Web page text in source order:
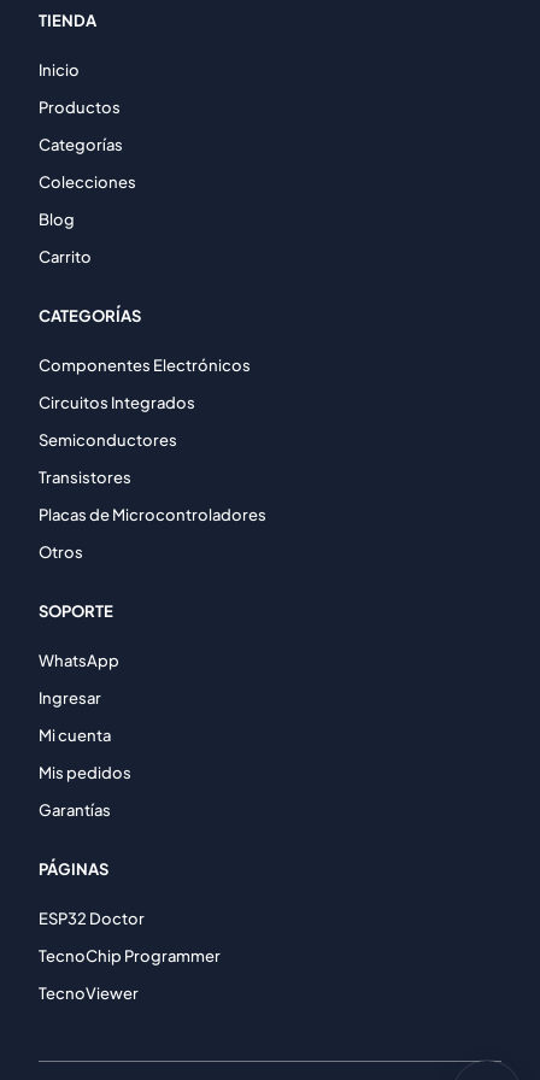
TIENDA
Inicio
Productos
Categorías
Colecciones
Blog
Carrito
CATEGORÍAS
Componentes Electrónicos
Circuitos Integrados
Semiconductores
Transistores
Placas de Microcontroladores
Otros
SOPORTE
WhatsApp
Ingresar
Mi cuenta
Mis pedidos
Garantías
PÁGINAS
ESP32 Doctor
TecnoChip Programmer
TecnoViewer